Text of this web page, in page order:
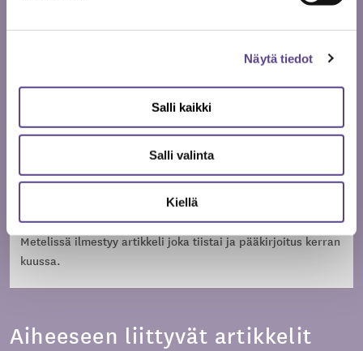
Näytä tiedot
Salli kaikki
Salli valinta
Kiellä
Anne Saveljeff
Kirjoittaja on Metelin päätoimittaja ja Temen tiedottaja.
Metelissä ilmestyy artikkeli joka tiistai ja pääkirjoitus kerran
kuussa.
Aiheeseen liittyvät artikkelit